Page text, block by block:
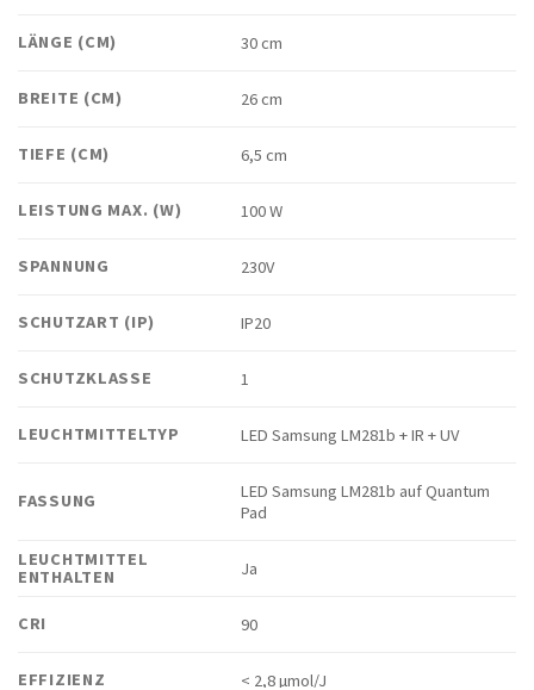
LÄNGE (CM) 30 cm
BREITE (CM) 26 cm
TIEFE (CM) 6,5 cm
LEISTUNG MAX. (W) 100 W
SPANNUNG 230V
SCHUTZART (IP) IP20
SCHUTZKLASSE 1
LEUCHTMITTELTYP LED Samsung LM281b + IR + UV
FASSUNG
LED Samsung LM281b auf Quantum
Pad
LEUCHTMITTEL
ENTHALTEN
Ja
CRI 90
EFFIZIENZ < 2,8 μmol/J